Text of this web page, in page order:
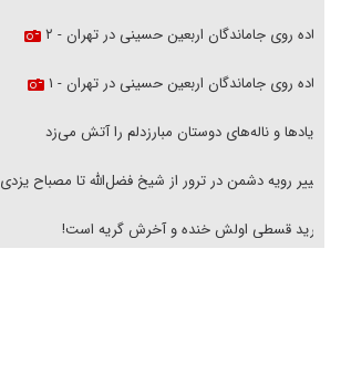
پیاده روی جاماندگان اربعین حسینی در تهران - ۲
پیاده روی جاماندگان اربعین حسینی در تهران - ۱
فریاد‌ها و ناله‌های دوستان مبارزدلم را آتش می‌زد
تغییر رویه دشمن در ترور از شیخ فضل‌الله تا مصباح یزدی
خرید قسطی اولش خنده و آخرش گریه است!